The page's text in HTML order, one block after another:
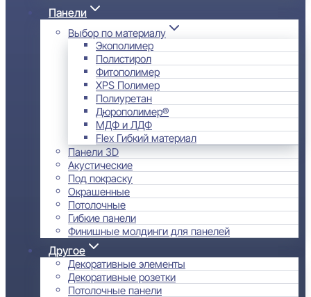
Панели
Выбор по материалу
Экополимер
Полистирол
Фитополимер
XPS Полимер
Полиуретан
Дюрополимер®
МДФ и ЛДФ
Flex Гибкий материал
Панели 3D
Акустические
Под покраску
Окрашенные
Потолочные
Гибкие панели
Финишные молдинги для панелей
Другое
Декоративные элементы
Декоративные розетки
Потолочные панели